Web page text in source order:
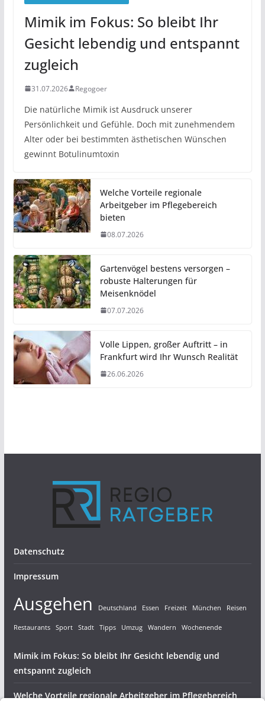
Mimik im Fokus: So bleibt Ihr
Gesicht lebendig und entspannt
zugleich
31.07.2026 Regogoer
Die natürliche Mimik ist Ausdruck unserer
Persönlichkeit und Gefühle. Doch mit zunehmendem
Alter oder bei bestimmten ästhetischen Wünschen
gewinnt Botulinumtoxin
Welche Vorteile regionale
Arbeitgeber im Pflegebereich
bieten
08.07.2026
Gartenvögel bestens versorgen –
robuste Halterungen für
Meisenknödel
07.07.2026
Volle Lippen, großer Auftritt – in
Frankfurt wird Ihr Wunsch Realität
26.06.2026
Datenschutz
Impressum
Ausgehen Deutschland Essen Freizeit München Reisen
Restaurants Sport Stadt Tipps Umzug Wandern Wochenende
Mimik im Fokus: So bleibt Ihr Gesicht lebendig und
entspannt zugleich
Welche Vorteile regionale Arbeitgeber im Pflegebereich